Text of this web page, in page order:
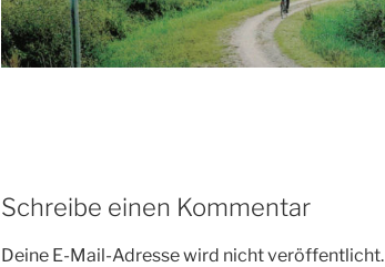
Schreibe einen Kommentar
Deine E-Mail-Adresse wird nicht veröffentlicht.